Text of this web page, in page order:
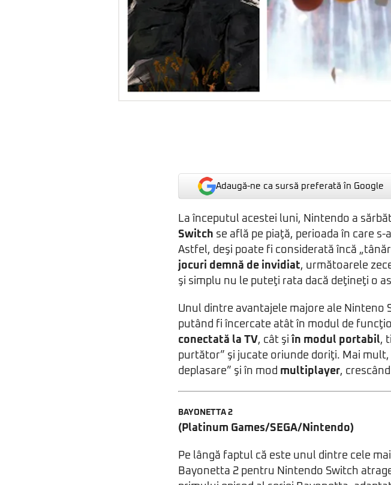
Adaugă-ne ca sursă preferată în Google
La începutul acestei luni, Nintendo a
Switch se află pe piaţă, perioada în care
Astfel, deşi poate fi considerată încă
jocuri demnă de invidiat, următoarele
şi simplu nu le puteţi rata dacă deţineţi o
Unul dintre avantajele majore ale Ninteno
putând fi încercate atât în modul de
conectată la TV, cât şi în modul portabil,
purtător” şi jucate oriunde doriţi. Mai
deplasare” şi în mod multiplayer,
BAYONETTA 2
(Platinum Games/SEGA/Nintendo)
Pe lângă faptul că este unul dintre cele
Bayonetta 2 pentru Nintendo Switch